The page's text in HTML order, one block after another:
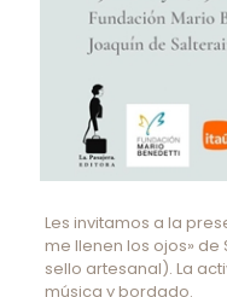
Les invitamos a la
me llenen los ojos» de
sello artesanal). La
música y bordado.